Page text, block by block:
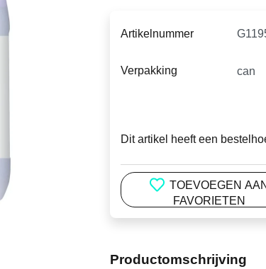
Artikelnummer
Verpakking
Dit artikel heeft een
TOEVOEGEN AAN
FAVORIETEN
Productomschrijving